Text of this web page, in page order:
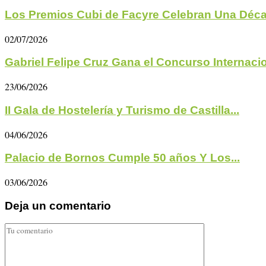
Los Premios Cubi de Facyre Celebran Una
02/07/2026
Gabriel Felipe Cruz Gana el Concurso
23/06/2026
II Gala de Hostelería y Turismo de Castilla...
04/06/2026
Palacio de Bornos Cumple 50 años Y Los...
03/06/2026
Deja un comentario